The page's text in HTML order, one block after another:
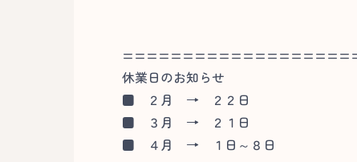
休業日のお知らせ
■ ２月 → ２２日
■ ３月 → ２１日
■ ４月 → １日～８日